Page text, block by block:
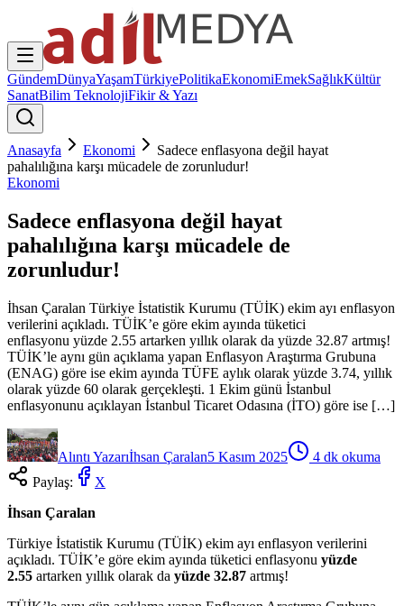
GündemDünyaYaşamTürkiyePolitikaEkonomiEmekSağlıkKültür
SanatBilim TeknolojiFikir & Yazı
Anasayfa Ekonomi
Sadece enflasyona değil hayat
pahalılığına karşı mücadele de zorunludur!
Ekonomi
Sadece enflasyona değil hayat
pahalılığına karşı mücadele de
zorunludur!
İhsan Çaralan Türkiye İstatistik Kurumu (TÜİK) ekim ayı enflasyon
verilerini açıkladı. TÜİK’e göre ekim ayında tüketici
enflasyonu yüzde 2.55 artarken yıllık olarak da yüzde 32.87 artmış!
TÜİK’le aynı gün açıklama yapan Enflasyon Araştırma Grubuna
(ENAG) göre ise ekim ayında TÜFE aylık olarak yüzde 3.74, yıllık
olarak yüzde 60 olarak gerçekleşti. 1 Ekim günü İstanbul
enflasyonunu açıklayan İstanbul Ticaret Odasına (İTO) göre ise […]
Alıntı Yazarıİhsan Çaralan5 Kasım 2025 4 dk okuma
Paylaş:
X
İhsan Çaralan
Türkiye İstatistik Kurumu (TÜİK) ekim ayı enflasyon verilerini
açıkladı. TÜİK’e göre ekim ayında tüketici enflasyonu yüzde
2.55 artarken yıllık olarak da yüzde 32.87 artmış!